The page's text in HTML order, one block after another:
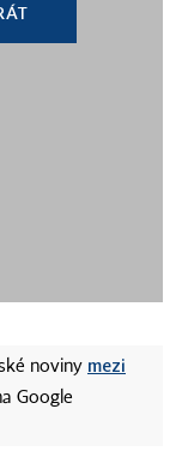
noviny mezi
Google